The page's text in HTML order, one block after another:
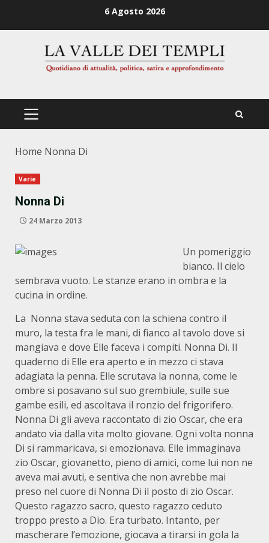
6 Agosto 2026
PRIMÄRES
Home Nonna Di
Varie
Nonna Di
24 Marzo 2013
Un pomeriggio
bianco. Il cielo
sembrava vuoto. Le stanze erano in ombra e la
cucina in ordine.
La Nonna stava seduta con la schiena contro il
muro, la testa fra le mani, di fianco al tavolo dove si
mangiava e dove Elle faceva i compiti. Nonna Di. Il
quaderno di Elle era aperto e in mezzo ci stava
adagiata la penna. Elle scrutava la nonna, come le
ombre si posavano sul suo grembiule, sulle sue
gambe esili, ed ascoltava il ronzio del frigorifero.
Nonna Di gli aveva raccontato di zio Oscar, che era
andato via dalla vita molto giovane. Ogni volta nonna
Di si rammaricava, si emozionava. Elle immaginava
zio Oscar, giovanetto, pieno di amici, come lui non ne
aveva mai avuti, e sentiva che non avrebbe mai
preso nel cuore di Nonna Di il posto di zio Oscar.
Questo ragazzo sacro, questo ragazzo ceduto
troppo presto a Dio. Era turbato. Intanto, per
mascherare l’emozione, giocava a tirarsi in gola la